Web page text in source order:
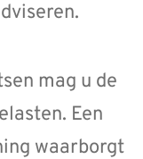
mag u de
Een
waarborgt